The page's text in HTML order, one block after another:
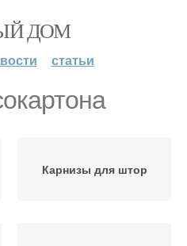
ДОМ
статьи
Карнизы для штор